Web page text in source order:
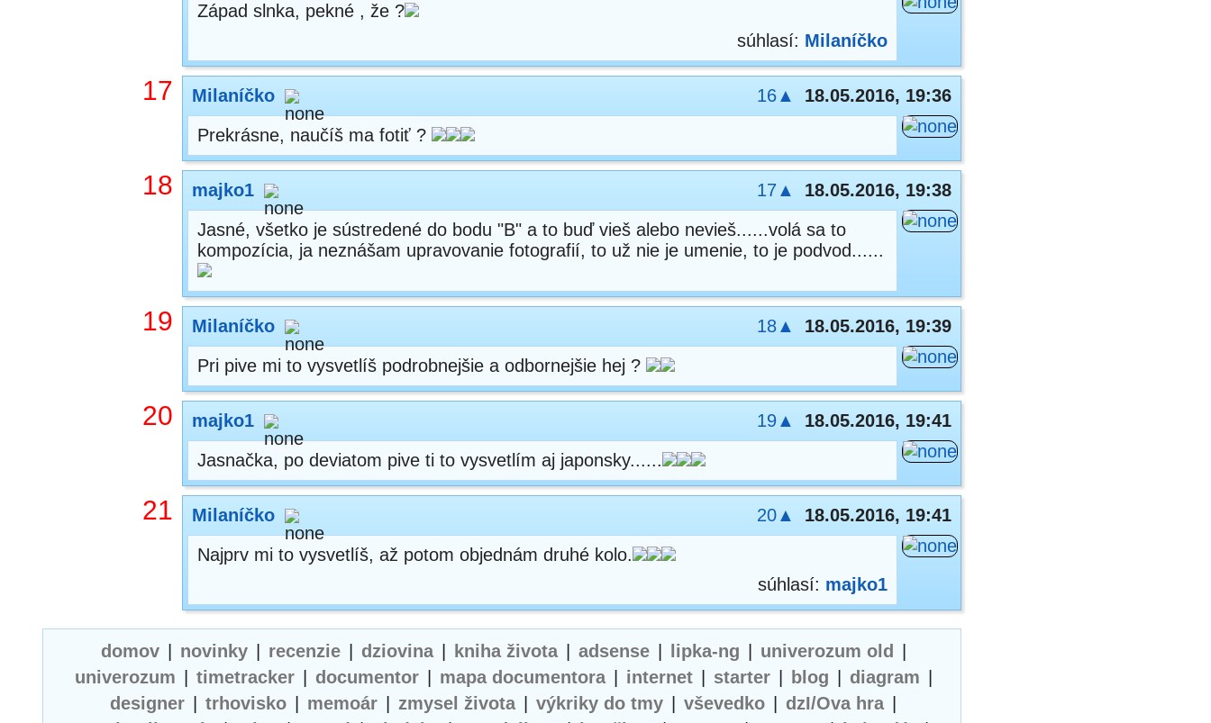
Západ slnka, pekné , že ?
súhlasí: Milaníčko
17 Milaníčko 16▲
18.05.2016, 19:36
Prekrásne, naučíš ma fotiť ?
18 majko1 17▲
18.05.2016, 19:38
Jasné, všetko je sústredené do bodu "B" a to buď vieš alebo nevieš......volá sa to
kompozícia, ja neznášam upravovanie fotografií, to už nie je umenie, to je podvod......
19 Milaníčko 18▲
18.05.2016, 19:39
Pri pive mi to vysvetlíš podrobnejšie a odbornejšie hej ?
20 majko1 19▲
18.05.2016, 19:41
Jasnačka, po deviatom pive ti to vysvetlím aj japonsky......
21 Milaníčko 20▲
18.05.2016, 19:41
Najprv mi to vysvetlíš, až potom objednám druhé kolo.
súhlasí: majko1
domov novinky recenzie dziovina kniha života adsense lipka-ng univerozum old
univerozum
timetracker documentor mapa documentora internet starter blog diagram
designer
trhovisko memoár zmysel života výkriky do tmy vševedko dzI/Ova hra